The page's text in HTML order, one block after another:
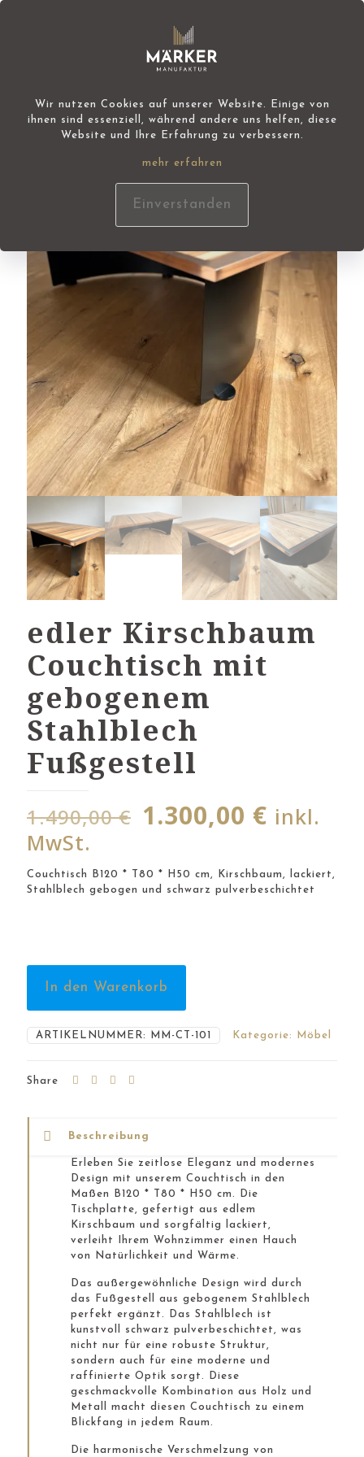
IM ANGEBOT
edler Kirschbaum
Couchtisch mit
gebogenem
Stahlblech
Fußgestell
1.490,00€ Ursprünglicher
war:
1.490,00 €
1.300,00 €
ist:
inkl.
MwSt.
Couchtisch B120 * T80 * H50 cm, Kirschbaum, lackiert,
Stahlblech gebogen und schwarz pulverbeschichtet
In den Warenkorb
ARTIKELNUMMER: MM-CT-101 Kategorie: Möbel
Share
Beschreibung
Erleben Sie zeitlose Eleganz und modernes
Design mit unserem Couchtisch in den
Maßen B120 * T80 * H50 cm. Die
Tischplatte, gefertigt aus edlem
Kirschbaum und sorgfältig lackiert,
verleiht Ihrem Wohnzimmer einen Hauch
von Natürlichkeit und Wärme.
Das außergewöhnliche Design wird durch
das Fußgestell aus gebogenem Stahlblech
perfekt ergänzt. Das Stahlblech ist
kunstvoll schwarz pulverbeschichtet, was
nicht nur für eine robuste Struktur,
sondern auch für eine moderne und
raffinierte Optik sorgt. Diese
geschmackvolle Kombination aus Holz und
Metall macht diesen Couchtisch zu einem
Blickfang in jedem Raum.
Die harmonische Verschmelzung von
Wir nutzen Cookies auf unserer Website. Einige von
ihnen sind essenziell, während andere uns helfen, diese
Website und Ihre Erfahrung zu verbessern.
mehr erfahren
Einverstanden